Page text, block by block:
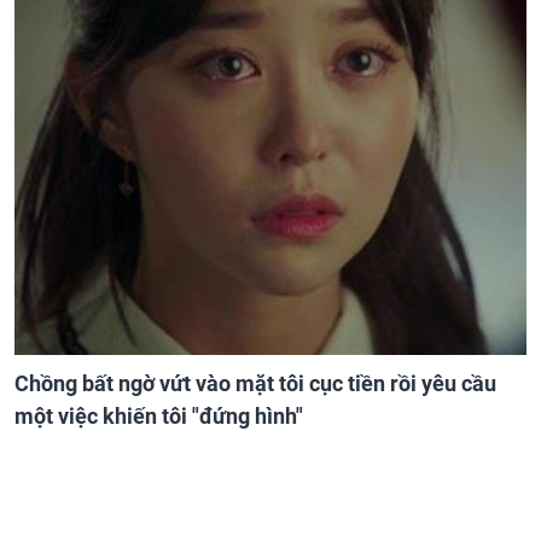
Chồng bất ngờ vứt vào mặt tôi cục tiền rồi yêu cầu
một việc khiến tôi "đứng hình"